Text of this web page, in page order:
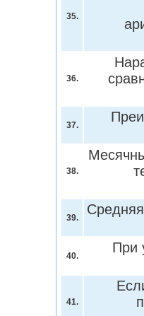
35.
36.
37.
38.
39.
40.
При
41.